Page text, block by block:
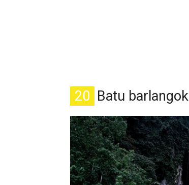
20 Batu barlangok